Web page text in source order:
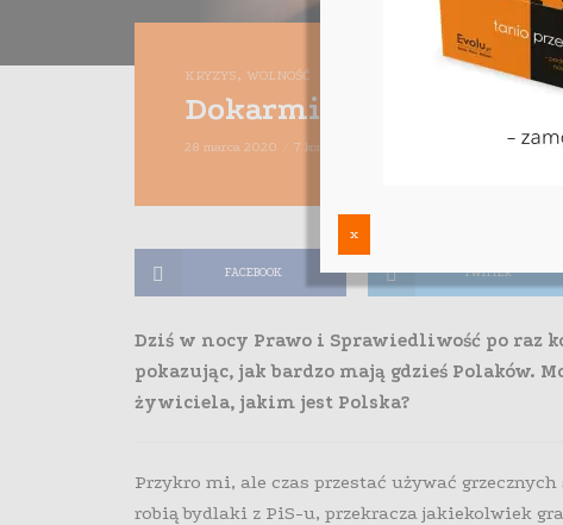
KRYZYS, WOLNOŚĆ
Dokarmiasz Pi(S)jawki?
28 marca 2020 7 komentarzy 3 minut
FACEBOOK TWITTER
Dziś w nocy Prawo i Sprawiedliwość po raz
pokazując, jak bardzo mają gdzieś Polaków.
żywiciela, jakim jest Polska?
Przykro mi, ale czas przestać używać
robią bydlaki z PiS-u, przekracza jakiekolwiek
x